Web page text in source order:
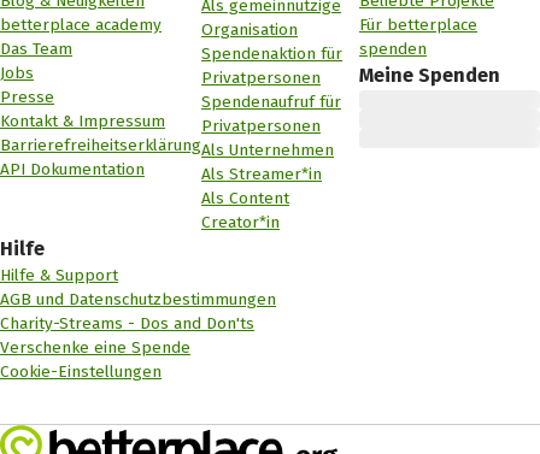
betterplace academy
Das Team
Jobs
Presse
Kontakt & Impressum
Barrierefreiheitserklärung
API Dokumentation
Als gemeinnützige
Organisation
Spendenaktion für
Privatpersonen
Spendenaufruf für
Privatpersonen
Als Unternehmen
Als Streamer*in
Als Content
Creator*in
Für betterplace
spenden
Meine Spenden
Hilfe
Hilfe & Support
AGB und Datenschutzbestimmungen
Charity-Streams - Dos and Don'ts
Verschenke eine Spende
Cookie-Einstellungen